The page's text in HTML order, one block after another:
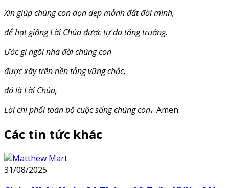
Xin giúp chúng con dọn dẹp mảnh đất đời mình,
để hạt giống Lời Chúa được tự do tăng truởng.
Ước gì ngôi nhà đời chúng con
được xây trên nền tảng vững chắc,
đó là Lời Chúa,
Lời chi phối toàn bộ cuộc sống chúng con. Amen.
Các tin tức khác
31/08/2025